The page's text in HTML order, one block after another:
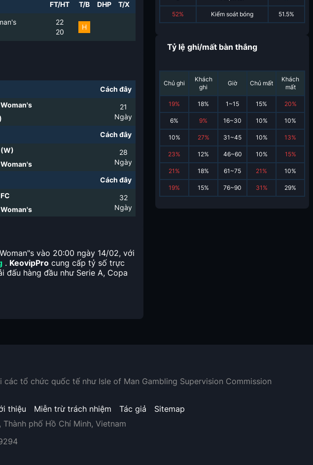
FT/HT T/B DHP T/X
2
2
2
0
H
Cách đây
21
Ngày
Cách đây
28
Ngày
Cách đây
32
Ngày
vào 20:00 ngày 14/02, với
. KeovipPro cung cấp tỷ số trực
hàng đầu như Serie A, Copa
52% Kiểm soát bóng 51.5%
Tỷ lệ ghi/mất bàn thắng
Chủ ghi
Khách
ghi
Giờ Chủ mất
Khách
mất
19% 18% 1~15 15% 20%
6% 9% 16~30 10% 10%
10% 27% 31~45 10% 13%
23% 12% 46~60 10% 15%
21 % 18% 61~75 21 % 10%
19% 15% 76~90 31 % 29%
tổ chức quốc tế như Isle of Man Gambling Supervision Commission
thiệu Miễn trừ trách nhiệm Tác giả
Sitemap
Thành phố Hồ Chí Minh, Vietnam